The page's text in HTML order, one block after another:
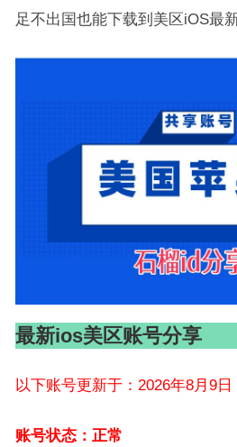
足不出国也能下载到美区iOS最
最新ios美区账号分享
以下账号更新于：2026年8月9日
账号状态：正常